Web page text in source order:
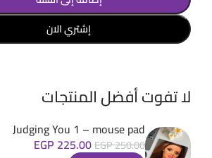
إشتري الان
لا تفوت أفضل المنتجات
Judging You 1 – mouse pad
EGP250.00
EGP 225.00